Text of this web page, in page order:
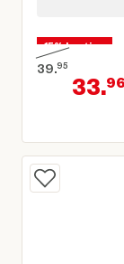
15% korting
39.95
33.96